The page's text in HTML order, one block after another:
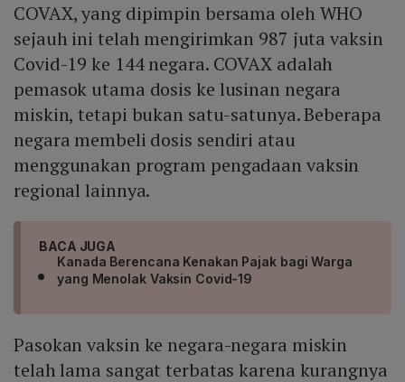
COVAX, yang dipimpin bersama oleh WHO
sejauh ini telah mengirimkan 987 juta vaksin
Covid-19 ke 144 negara. COVAX adalah
pemasok utama dosis ke lusinan negara
miskin, tetapi bukan satu-satunya. Beberapa
negara membeli dosis sendiri atau
menggunakan program pengadaan vaksin
regional lainnya.
BACA JUGA
Kanada Berencana Kenakan Pajak bagi Warga
yang Menolak Vaksin Covid-19
Pasokan vaksin ke negara-negara miskin
telah lama sangat terbatas karena kurangnya